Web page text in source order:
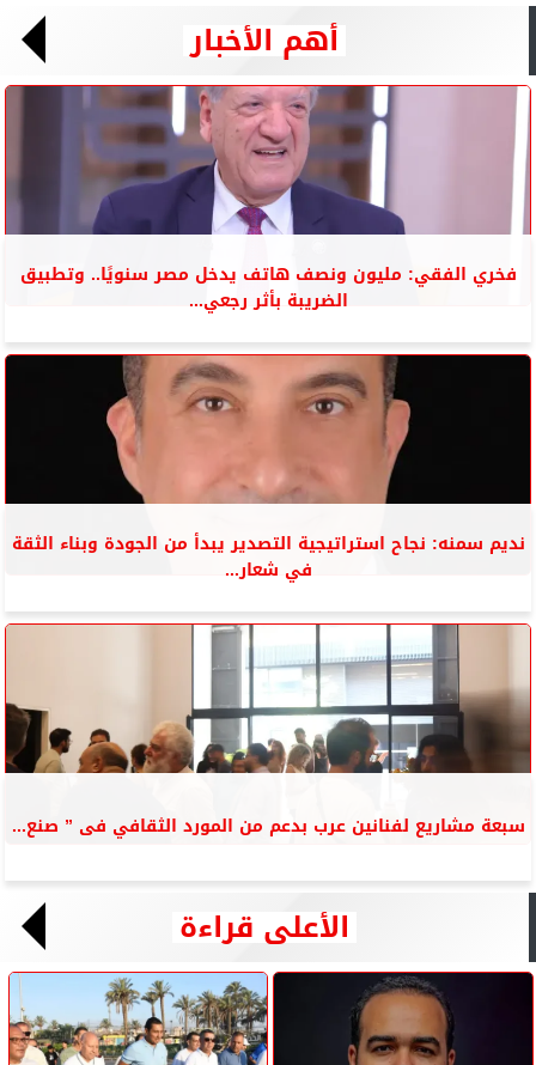
أهم الأخبار
فخري الفقي: مليون ونصف هاتف يدخل مصر سنويًا.. وتطبيق
الضريبة بأثر رجعي...
نديم سمنه: نجاح استراتيجية التصدير يبدأ من الجودة وبناء الثقة
في شعار...
سبعة مشاريع لفنانين عرب بدعم من المورد الثقافي فى ” صنع...
الأعلى قراءة